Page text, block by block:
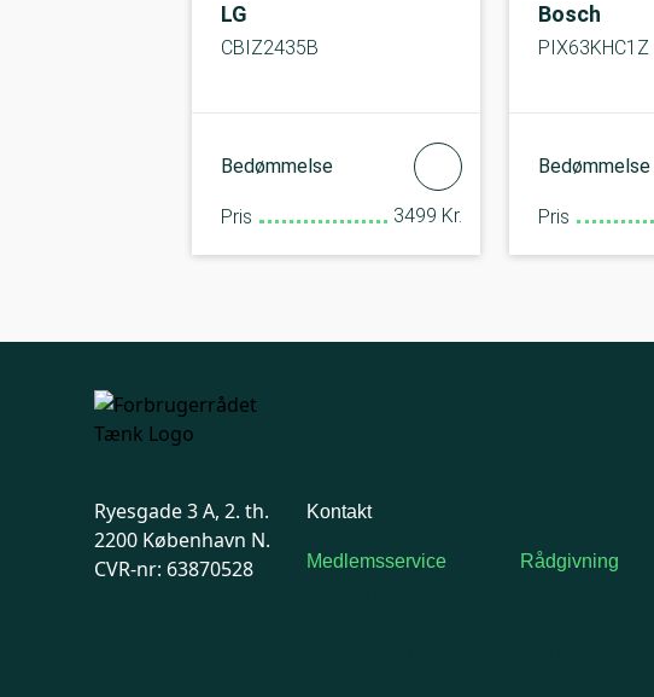
LG
CBIZ2435B
Bedømmelse
Pris 3499 Kr.
Bosch
PIX63KHC1Z
Bedømmelse
Pris
Ryesgade 3 A, 2. th.
2200 København N.
CVR-nr: 63870528
Kontakt
Medlemsservice Rådgivning